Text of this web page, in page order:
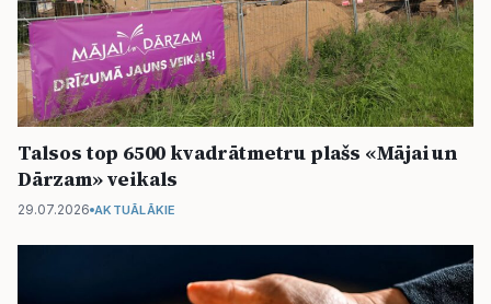
Talsos top 6500 kvadrātmetru plašs «Mājai un
Dārzam» veikals
29.07.2026 AKTUĀLĀKIE